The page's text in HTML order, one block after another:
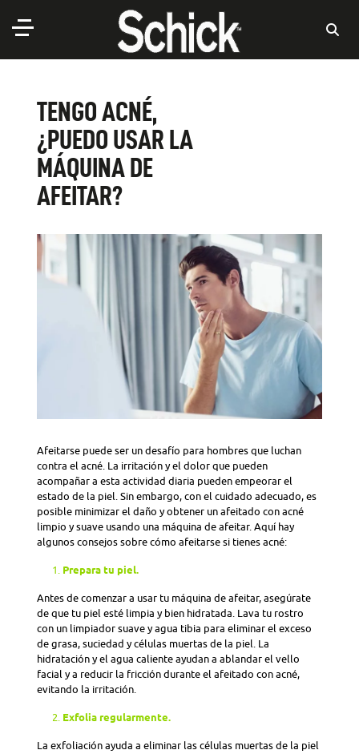
TENGO ACNÉ,
¿PUEDO USAR LA
MÁQUINA DE
AFEITAR?
Afeitarse puede ser un desafío para hombres que luchan
contra el acné. La irritación y el dolor que pueden
acompañar a esta actividad diaria pueden empeorar el
estado de la piel. Sin embargo, con el cuidado adecuado, es
posible minimizar el daño y obtener un afeitado con acné
limpio y suave usando una máquina de afeitar. Aquí hay
algunos consejos sobre cómo afeitarse si tienes acné:
Prepara tu piel.
Antes de comenzar a usar tu máquina de afeitar, asegúrate
de que tu piel esté limpia y bien hidratada. Lava tu rostro
con un limpiador suave y agua tibia para eliminar el exceso
de grasa, suciedad y células muertas de la piel. La
hidratación y el agua caliente ayudan a ablandar el vello
facial y a reducir la fricción durante el afeitado con acné,
evitando la irritación.
Exfolia regularmente.
La exfoliación ayuda a eliminar las células muertas de la piel